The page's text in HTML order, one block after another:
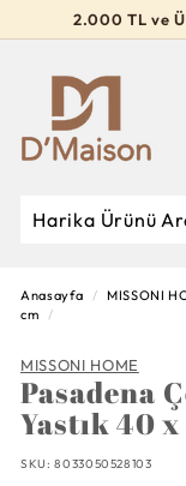
2.000 TL ve
D’M
i
s
n
Anasayfa / MISSONI
cm /
MISSONI HOME
Pasadena
Yastık 40
SKU:8033050528103